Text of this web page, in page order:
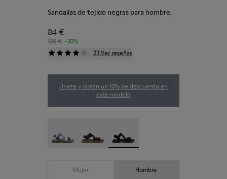
Sandalias de tejido negras para hombre.
84 €
120 € -30%
23 Ver reseñas
Únete y obtén un 10% de descuento en
este modelo
Mujer Hombre